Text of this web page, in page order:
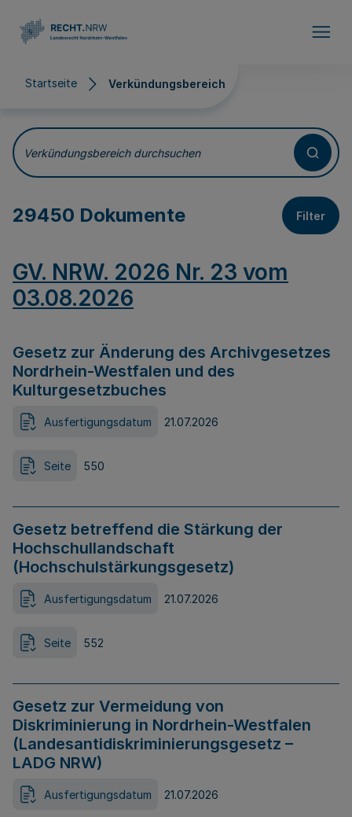
Startseite Verkündungsbereich
Verkündungsbereich
Verkündungsbereich durchsuchen
29450 Dokumente Filter
GV. NRW. 2026 Nr. 23 vom
03.08.2026
Gesetz zur Änderung des Archivgesetzes
Nordrhein-Westfalen und des
Kulturgesetzbuches
Ausfertigungsdatum 21.07.2026
Seite 550
Gesetz betreffend die Stärkung der
Hochschullandschaft
(Hochschulstärkungsgesetz)
Ausfertigungsdatum 21.07.2026
Seite 552
Gesetz zur Vermeidung von
Diskriminierung in Nordrhein-Westfalen
(Landesantidiskriminierungsgesetz –
LADG NRW)
Ausfertigungsdatum 21.07.2026